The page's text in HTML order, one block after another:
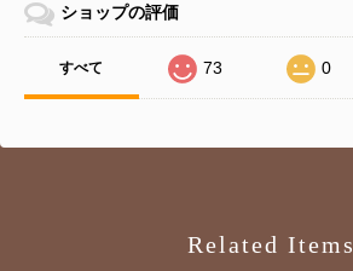
ショップの評価
すべて 73 0
Related Items